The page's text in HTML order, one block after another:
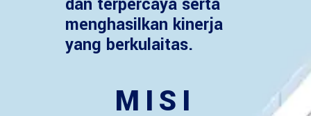
dan terpercaya serta
menghasilkan kinerja
yang berkulaitas.
MISI